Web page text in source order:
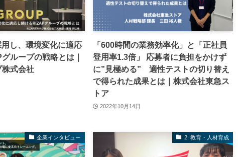
し、環境変化に適応
ループの戦略とは｜
株式会社
「600時間の業務効率化」と「正社員
登用率1.3倍」 応募者に負担をかけず
に”見極める” 適性テストの切り替え
で得られた成果とは｜株式会社東急ス
トア
2022年10月14日
企業インタビュー 2. 教育・人材育成